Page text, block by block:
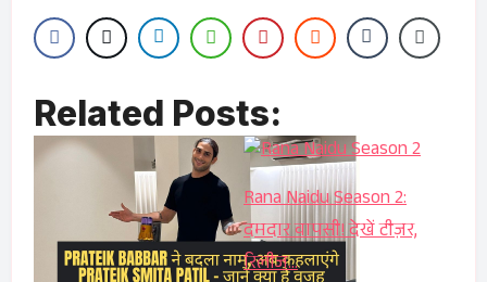
Related Posts:
Rana Naidu Season 2:
दमदार वापसी! देखें टीज़र,
रिलीज…